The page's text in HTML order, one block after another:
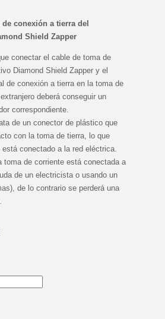
conexión a tierra del
Shield Zapper
conectar el cable de toma de
Diamond Shield Zapper y el
de conexión a tierra en la toma de
deberá conseguir un
correspondiente.
de un conector de plástico que
con la toma de tierra, lo que
conectado a la red eléctrica.
toma de corriente está conectada a
de un electricista o usando un
de lo contrario se perderá una